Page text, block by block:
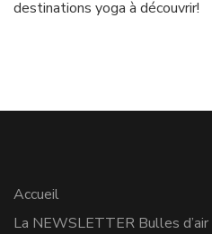
destinations yoga à découvrir!
Accueil
La NEWSLETTER Bulles d’air